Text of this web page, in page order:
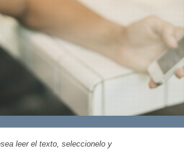
leer el texto, seleccionelo y